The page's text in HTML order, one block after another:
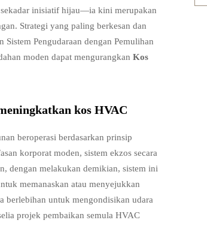
inisiatif hijau—ia kini merupakan
Strategi yang paling berkesan dan
Pengudaraan dengan Pemulihan
moden dapat mengurangkan Kos
kos HVAC
beroperasi berdasarkan prinsip
korporat moden, sistem ekzos secara
dengan melakukan demikian, sistem ini
memanaskan atau menyejukkan
berlebihan untuk mengondisikan udara
projek pembaikan semula HVAC